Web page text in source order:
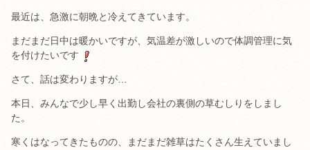
最近は、急激に朝晩と冷えてきています。
まだまだ日中は暖かいですが、気温差が激しいので体調管理に気
を付けたいです
さて、話は変わりますが…
本日、みんなで少し早く出勤し会社の裏側の草むしりをしまし
た。
寒くはなってきたものの、まだまだ雑草はたくさん生えていまし